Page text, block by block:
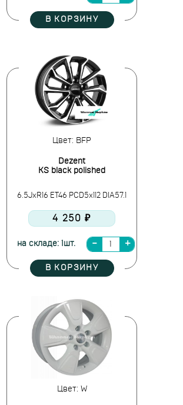
В КОРЗИНУ
Цвет: BFP
Dezent
KS black polished
6.5JxR16 ET46 PCD5x112 DIA57.1
4 250 ₽
на складе: 1шт.
В КОРЗИНУ
Цвет: W